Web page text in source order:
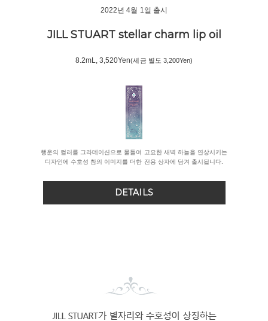
2022년 4월 1일 출시
JILL STUART stellar charm lip oil
8.2mL, 3,520Yen(세금 별도 3,200Yen)
행운의 컬러를 그라데이션으로 물들여 고요한 새벽 하늘을 연상시키는
디자인에 수호성 참의 이미지를 더한 전용 상자에 담겨 출시됩니다.
DETAILS